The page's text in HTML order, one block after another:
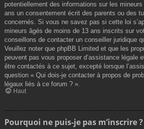
potentiellement des informations sur les
ans un consentement écrit des parents ou des
concernés. Si vous ne savez pas si cette loi
mineurs âgés de moins de 13 ans inscrits sur
conseillons de contacter un conseiller juridique
Veuillez noter que phpBB Limited et que les
peuvent pas vous proposer d’assistance légale
être contactés à ce sujet, excepté lorsque
question « Qui dois-je contacter à propos de
légaux liés à ce forum ? ».
Haut
Pourquoi ne puis-je pas m’inscrire ?